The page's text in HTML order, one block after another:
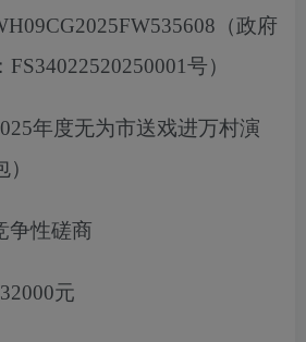
（政府
FS34022520250001号）
年度无为市送戏进万村演
争性磋商
元